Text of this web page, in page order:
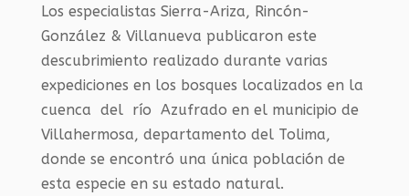
Los especialistas Sierra-Ariza, Rincón-
González & Villanueva publicaron este
descubrimiento realizado durante varias
expediciones en los bosques localizados en la
cuenca del río Azufrado en el municipio de
Villahermosa, departamento del Tolima,
donde se encontró una única población de
esta especie en su estado natural.